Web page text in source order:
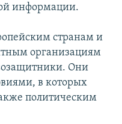
информации.
странам и
организациям
Они
в которых
политическим